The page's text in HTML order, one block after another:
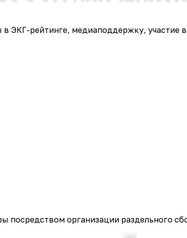
в ЭКГ-рейтинге, медиаподдержку,
посредством организации раздельного